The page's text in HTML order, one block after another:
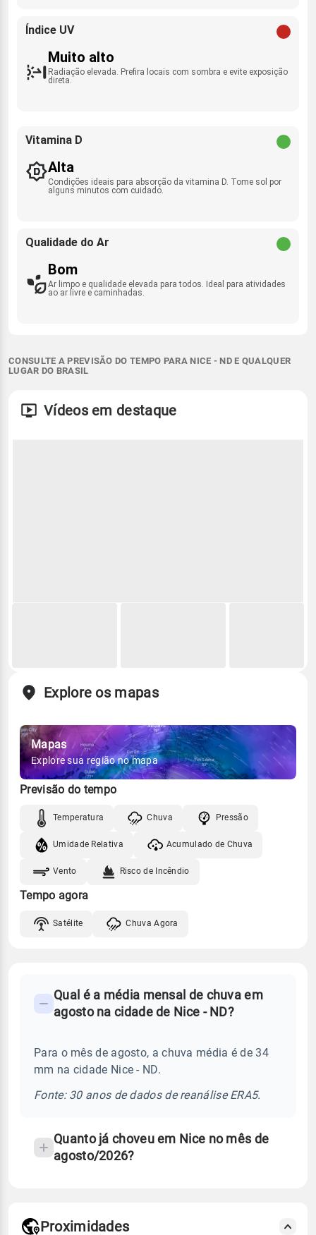
Índice UV
Muito alto
Radiação elevada. Prefira locais com sombra e evite exposição
direta.
Vitamina D
Alta
Condições ideais para absorção da vitamina D. Tome sol por
alguns minutos com cuidado.
Qualidade do Ar
Bom
Ar limpo e qualidade elevada para todos. Ideal para atividades
ao ar livre e caminhadas.
CONSULTE A PREVISÃO DO TEMPO PARA NICE - ND E QUALQUER
LUGAR DO BRASIL
Vídeos em destaque
Explore os mapas
Mapas
Explore sua região no mapa
Previsão do tempo
Temperatura Chuva Pressão
Umidade Relativa Acumulado de Chuva
Vento Risco de Incêndio
Tempo agora
Satélite Chuva Agora
Perguntas
sobre
chuva
Qual é a média mensal de chuva em
agosto na cidade de Nice - ND?
Para o mês de agosto, a chuva média é de 34
mm na cidade Nice - ND.
Fonte: 30 anos de dados de reanálise ERA5.
Quanto já choveu em Nice no mês de
agosto/2026?
Proximidades